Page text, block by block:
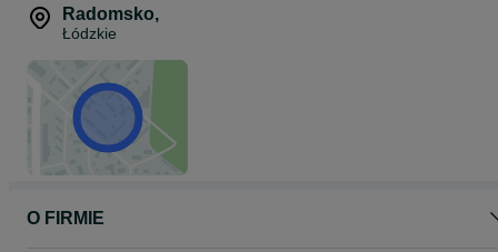
Radomsko,
Łódzkie
O FIRMIE